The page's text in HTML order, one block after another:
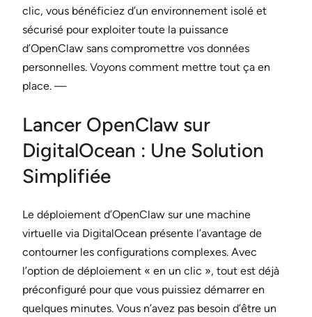
clic, vous bénéficiez d’un environnement isolé et
sécurisé pour exploiter toute la puissance
d’OpenClaw sans compromettre vos données
personnelles. Voyons comment mettre tout ça en
place. —
Lancer OpenClaw sur
DigitalOcean : Une Solution
Simplifiée
Le déploiement d’OpenClaw sur une machine
virtuelle via DigitalOcean présente l’avantage de
contourner les configurations complexes. Avec
l’option de déploiement « en un clic », tout est déjà
préconfiguré pour que vous puissiez démarrer en
quelques minutes. Vous n’avez pas besoin d’être un